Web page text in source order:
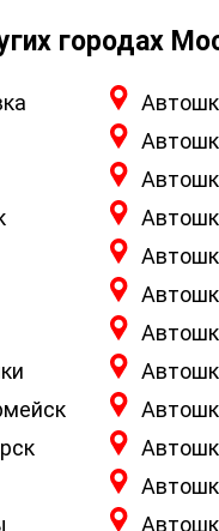
городах